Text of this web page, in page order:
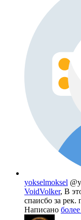
yokselmoksel
VoidVolker, В
спаисбо за рек.
Написано